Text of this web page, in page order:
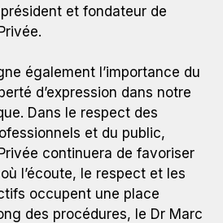
et fondateur de
également l’importance du
d’expression dans notre
Dans le respect des
et du public,
continuera de favoriser
l’écoute, le respect et les
occupent une place
des procédures, le Dr Marc